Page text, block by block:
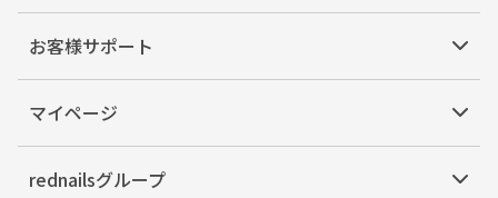
お客様サポート
マイページ
rednailsグループ